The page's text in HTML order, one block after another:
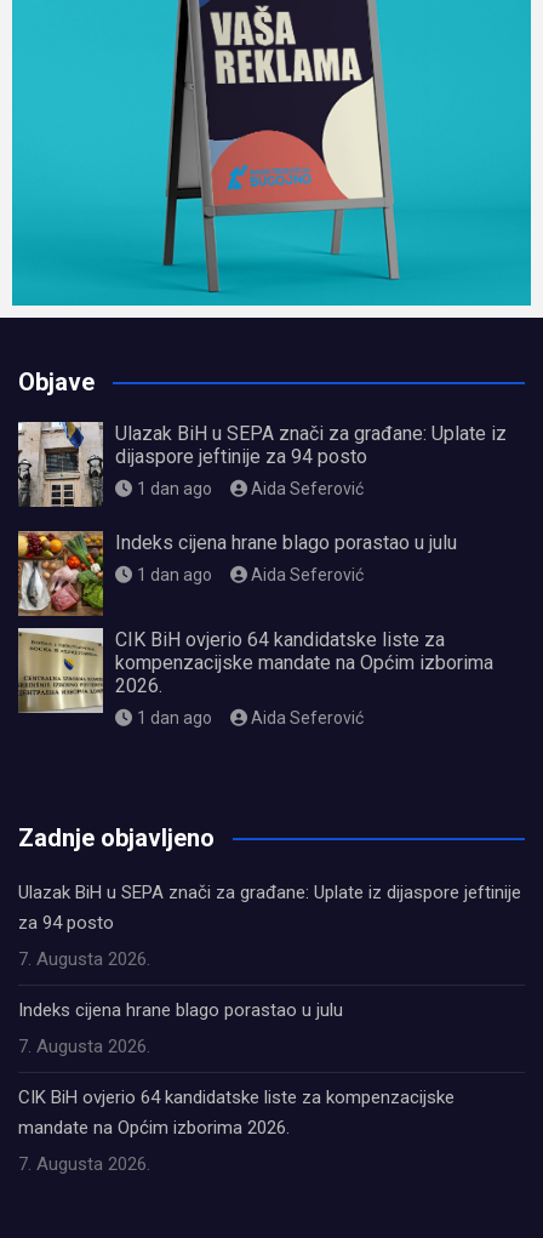
Objave
Ulazak BiH u SEPA znači za građane: Uplate iz
dijaspore jeftinije za 94 posto
1 dan ago Aida Seferović
Indeks cijena hrane blago porastao u julu
1 dan ago Aida Seferović
CIK BiH ovjerio 64 kandidatske liste za
kompenzacijske mandate na Općim izborima
2026.
1 dan ago Aida Seferović
Zadnje objavljeno
Ulazak BiH u SEPA znači za građane: Uplate iz dijaspore jeftinije
za 94 posto
7. Augusta 2026.
Indeks cijena hrane blago porastao u julu
7. Augusta 2026.
CIK BiH ovjerio 64 kandidatske liste za kompenzacijske
mandate na Općim izborima 2026.
7. Augusta 2026.